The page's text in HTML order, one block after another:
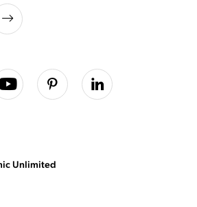
Unlimited